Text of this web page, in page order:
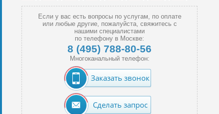
Если у вас есть вопросы по услугам, по оплате
или любые другие, пожалуйста, свяжитесь с
нашими специалистами
по телефону в Москве:
8 (495) 788-80-56
Многоканальный телефон:
Заказать звонок
Сделать запрос